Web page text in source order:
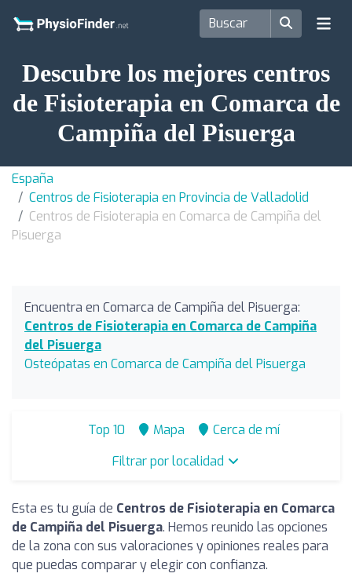
Descubre los mejores centros
de Fisioterapia en Comarca de
Campiña del Pisuerga
España
Centros de Fisioterapia en Provincia de Valladolid
Centros de Fisioterapia en Comarca de Campiña del
Pisuerga
Encuentra en Comarca de Campiña del Pisuerga:
Centros de Fisioterapia en Comarca de Campiña
del Pisuerga
Osteópatas en Comarca de Campiña del Pisuerga
Top 10 Mapa
Cerca de mí
Filtrar por localidad
Esta es tu guía de Centros de Fisioterapia en Comarca
de Campiña del Pisuerga. Hemos reunido las opciones
de la zona con sus valoraciones y opiniones reales para
que puedas comparar y elegir con confianza.